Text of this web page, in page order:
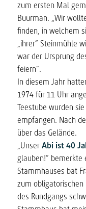
zum ersten Mal
Buurman. „Wir
finden, in welchem
„ihrer“ Steinmühle
war der Ursprung
feiern“.
In diesem Jahr
1974 für 11 Uhr
Teestube wurden
empfangen. Nach
über das Gelände.
„Unser Abi ist 40
glauben!“ bemerkte
Stammhauses bat
zum obligatorischen
des Rundgangs